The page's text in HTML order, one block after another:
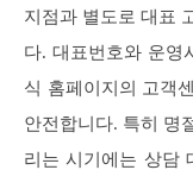
지점과 별도로 대표
다. 대표번호와 운영
식 홈페이지의 고객
안전합니다. 특히 명
리는 시기에는 상담